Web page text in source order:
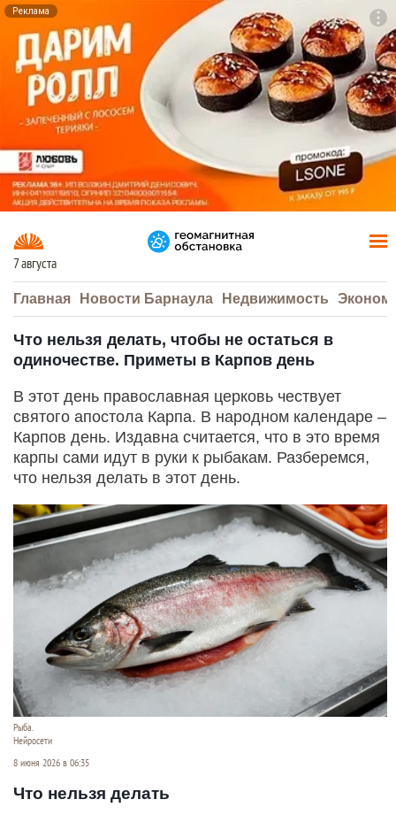
Реклама
7 августа
Главная Новости Барнаула Недвижимость
Что нельзя делать, чтобы не остаться в
одиночестве. Приметы в Карпов день
В этот день православная церковь чествует
святого апостола Карпа. В народном календаре –
Карпов день. Издавна считается, что в это время
карпы сами идут в руки к рыбакам. Разберемся,
что нельзя делать в этот день.
Рыба.
Нейросети
8 июня 2026 в 06:35
Что нельзя делать